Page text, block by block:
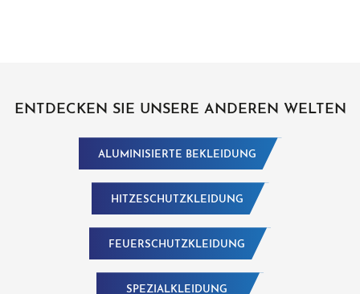
ENTDECKEN SIE UNSERE ANDEREN WELTEN
ALUMINISIERTE BEKLEIDUNG
HITZESCHUTZKLEIDUNG
FEUERSCHUTZKLEIDUNG
SPEZIALKLEIDUNG